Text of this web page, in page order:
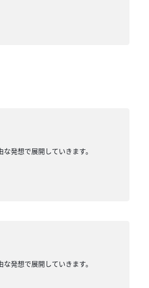
発想で展開していきます。
発想で展開していきます。